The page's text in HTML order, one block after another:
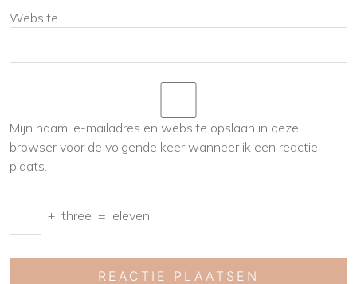
Website
Mijn naam, e-mailadres en website opslaan in deze
browser voor de volgende keer wanneer ik een reactie
plaats.
+ three = eleven